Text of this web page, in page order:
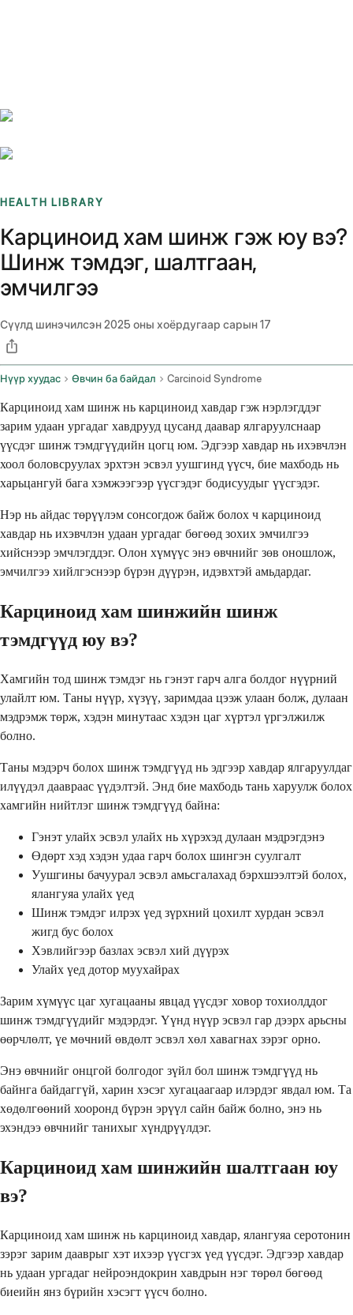
HEALTH LIBRARY
Карциноид хам шинж гэж юу вэ?
Шинж тэмдэг, шалтгаан,
эмчилгээ
Сүүлд шинэчилсэн2025 оны хоёрдугаар сарын 17
Нүүр хуудас Өвчин ба байдал Carcinoid Syndrome
Карциноид хам шинж нь карциноид хавдар гэж нэрлэгддэг
зарим удаан ургадаг хавдрууд цусанд даавар ялгаруулснаар
үүсдэг шинж тэмдгүүдийн цогц юм. Эдгээр хавдар нь ихэвчлэн
хоол боловсруулах эрхтэн эсвэл уушгинд үүсч, бие махбодь нь
харьцангуй бага хэмжээгээр үүсгэдэг бодисуудыг үүсгэдэг.
Нэр нь айдас төрүүлэм сонсогдож байж болох ч карциноид
хавдар нь ихэвчлэн удаан ургадаг бөгөөд зохих эмчилгээ
хийснээр эмчлэгддэг. Олон хүмүүс энэ өвчнийг зөв оношлож,
эмчилгээ хийлгэснээр бүрэн дүүрэн, идэвхтэй амьдардаг.
Карциноид хам шинжийн шинж
тэмдгүүд юу вэ?
Хамгийн тод шинж тэмдэг нь гэнэт гарч алга болдог нүүрний
улайлт юм. Таны нүүр, хүзүү, заримдаа цээж улаан болж, дулаан
мэдрэмж төрж, хэдэн минутаас хэдэн цаг хүртэл үргэлжилж
болно.
Таны мэдэрч болох шинж тэмдгүүд нь эдгээр хавдар ялгаруулдаг
илүүдэл даавраас үүдэлтэй. Энд бие махбодь тань харуулж болох
хамгийн нийтлэг шинж тэмдгүүд байна:
Гэнэт улайх эсвэл улайх нь хүрэхэд дулаан мэдрэгдэнэ
Өдөрт хэд хэдэн удаа гарч болох шингэн суулгалт
Уушгины бачуурал эсвэл амьсгалахад бэрхшээлтэй болох,
ялангуяа улайх үед
Шинж тэмдэг илрэх үед зүрхний цохилт хурдан эсвэл
жигд бус болох
Хэвлийгээр базлах эсвэл хий дүүрэх
Улайх үед дотор муухайрах
Зарим хүмүүс цаг хугацааны явцад үүсдэг ховор тохиолддог
шинж тэмдгүүдийг мэдэрдэг. Үүнд нүүр эсвэл гар дээрх арьсны
өөрчлөлт, үе мөчний өвдөлт эсвэл хөл хавагнах зэрэг орно.
Энэ өвчнийг онцгой болгодог зүйл бол шинж тэмдгүүд нь
байнга байдаггүй, харин хэсэг хугацаагаар илэрдэг явдал юм. Та
хөдөлгөөний хооронд бүрэн эрүүл сайн байж болно, энэ нь
эхэндээ өвчнийг танихыг хүндрүүлдэг.
Карциноид хам шинжийн шалтгаан юу
вэ?
Карциноид хам шинж нь карциноид хавдар, ялангуяа серотонин
зэрэг зарим дааврыг хэт ихээр үүсгэх үед үүсдэг. Эдгээр хавдар
нь удаан ургадаг нейроэндокрин хавдрын нэг төрөл бөгөөд
биеийн янз бүрийн хэсэгт үүсч болно.